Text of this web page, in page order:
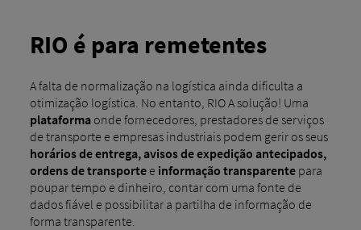
RIO é para remetentes
A falta de normalização na logística ainda dificulta a
otimização logística. No entanto, RIO A solução! Uma
plataformaonde fornecedores, prestadores de serviços
de transporte e empresas industriais podem gerir os seus
horários de entrega, avisos de expedição antecipados,
ordens de transportee informação transparentepara
poupar tempo e dinheiro, contar com uma fonte de
dados fiável e possibilitar a partilha de informação de
forma transparente.